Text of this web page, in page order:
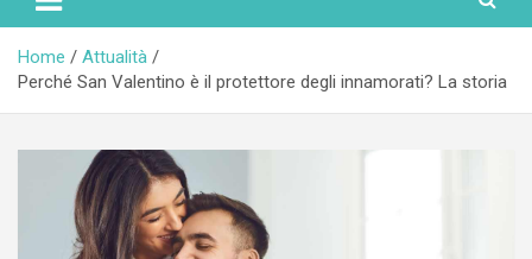
Home
Attualità
Perché San Valentino è il protettore degli innamorati? La storia